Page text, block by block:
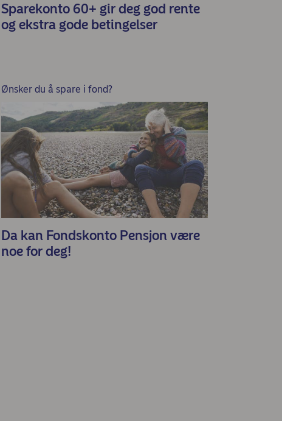
Sparekonto 60+ gir deg god rente
og ekstra gode betingelser
Ønsker du å spare i fond?
Da kan Fondskonto Pensjon være
noe for deg!